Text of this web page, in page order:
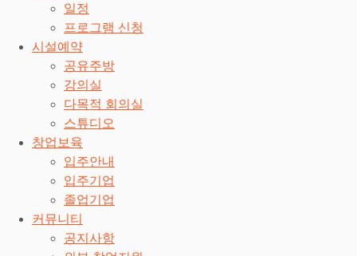
일정
프로그램 신청
시설예약
공유주방
강의실
다목적 회의실
스튜디오
창업보육
입주안내
입주기업
졸업기업
커뮤니티
공지사항